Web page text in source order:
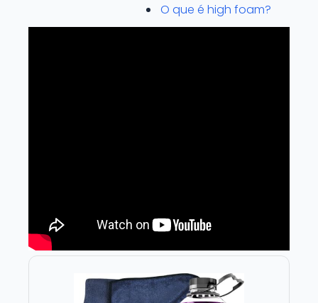
O que é high foam?